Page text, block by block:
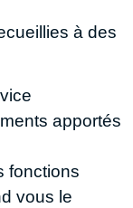
à des
apportés
fonctions
vous le